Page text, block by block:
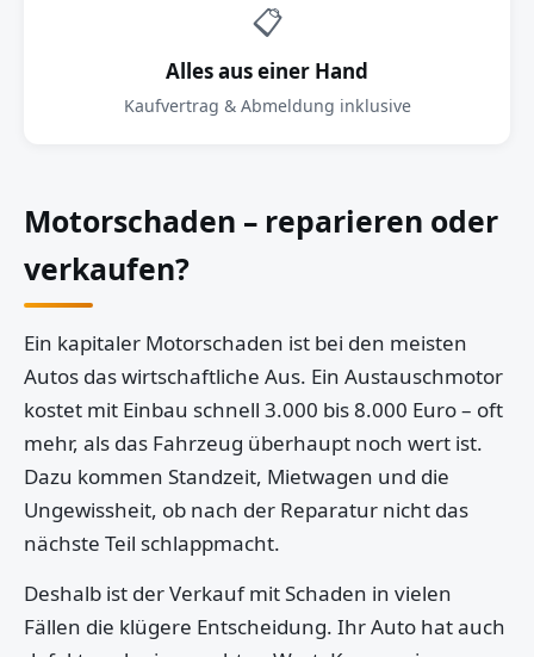
📋
Alles aus einer Hand
Kaufvertrag & Abmeldung inklusive
Motorschaden – reparieren oder
verkaufen?
Ein kapitaler Motorschaden ist bei den meisten
Autos das wirtschaftliche Aus. Ein Austauschmotor
kostet mit Einbau schnell 3.000 bis 8.000 Euro – oft
mehr, als das Fahrzeug überhaupt noch wert ist.
Dazu kommen Standzeit, Mietwagen und die
Ungewissheit, ob nach der Reparatur nicht das
nächste Teil schlappmacht.
Deshalb ist der Verkauf mit Schaden in vielen
Fällen die klügere Entscheidung. Ihr Auto hat auch